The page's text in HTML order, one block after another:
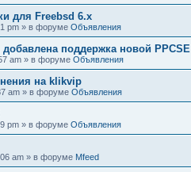
для Freebsd 6.x
pm » в форуме Объявления
поддержка новой PPCSE
am » в форуме Объявления
на klikvip
am » в форуме Объявления
pm » в форуме Объявления
am » в форуме Mfeed